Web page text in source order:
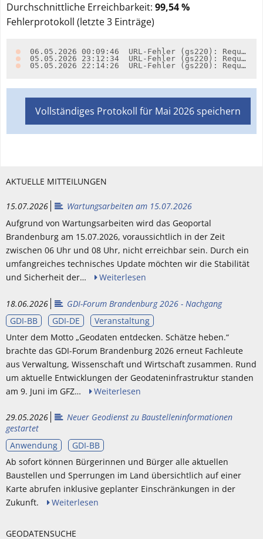
Durchschnittliche Erreichbarkeit: 99,54 %
Fehlerprotokoll (letzte3 Einträge)
06.05.2026 00:09:46
URL-Fehler (gs220): Request scheiterte mit class org.apache.http.ConnectionClosedException für die URL https://inspire.brandenburg.de/services/so_boschwerm1m_wfs?request=GetCapabilities&service=WFS (Nachricht: 'org.apache.http.ConnectionClosedException: Premature end of Content-Length delimited message body (expected: 3.394; received: 0)') (alle zusätzlichen URLs scheiterten ebenfalls)
05.05.2026 23:12:34
URL-Fehler (gs220): Request scheiterte mit class org.apache.http.ConnectionClosedException für die URL https://inspire.brandenburg.de/services/so_boschwerm1m_wfs?request=GetCapabilities&service=WFS (Nachricht: 'org.apache.http.ConnectionClosedException: Premature end of Content-Length delimited message body (expected: 3.394; received: 0)') (alle zusätzlichen URLs scheiterten ebenfalls)
05.05.2026 22:14:26
URL-Fehler (gs220): Request scheiterte mit class org.apache.http.ConnectionClosedException für die URL https://inspire.brandenburg.de/services/so_boschwerm1m_wfs?request=GetCapabilities&service=WFS (Nachricht: 'org.apache.http.ConnectionClosedException: Premature end of Content-Length delimited message body (expected: 3.394; received: 0)') (alle zusätzlichen URLs scheiterten ebenfalls)
Vollständiges Protokoll für Mai 2026speichern
AKTUELLE MITTEILUNGEN
15.07.2026
Wartungsarbeiten am 15.07.2026
Aufgrund von Wartungsarbeiten wird das Geoportal
Brandenburg am 15.07.2026, voraussichtlich in der Zeit
zwischen 06 Uhr und 08 Uhr, nicht erreichbar sein. Durch ein
umfangreiches technisches Update möchten wir die Stabilität
und Sicherheit der…
Weiterlesen
18.06.2026
GDI-Forum Brandenburg 2026 - Nachgang
GDI-BB
GDI-DE
Veranstaltung
Unter dem Motto „Geodaten entdecken. Schätze heben.“
brachte das GDI-Forum Brandenburg 2026 erneut Fachleute
aus Verwaltung, Wissenschaft und Wirtschaft zusammen. Rund
um aktuelle Entwicklungen der Geodateninfrastruktur standen
am 9. Juni im GFZ…
Weiterlesen
29.05.2026
Neuer Geodienst zu Baustelleninformationen
gestartet
Anwendung
GDI-BB
Ab sofort können Bürgerinnen und Bürger alle aktuellen
Baustellen und Sperrungen im Land übersichtlich auf einer
Karte abrufen inklusive geplanter Einschränkungen in der
Zukunft.
Weiterlesen
GEODATENSUCHE